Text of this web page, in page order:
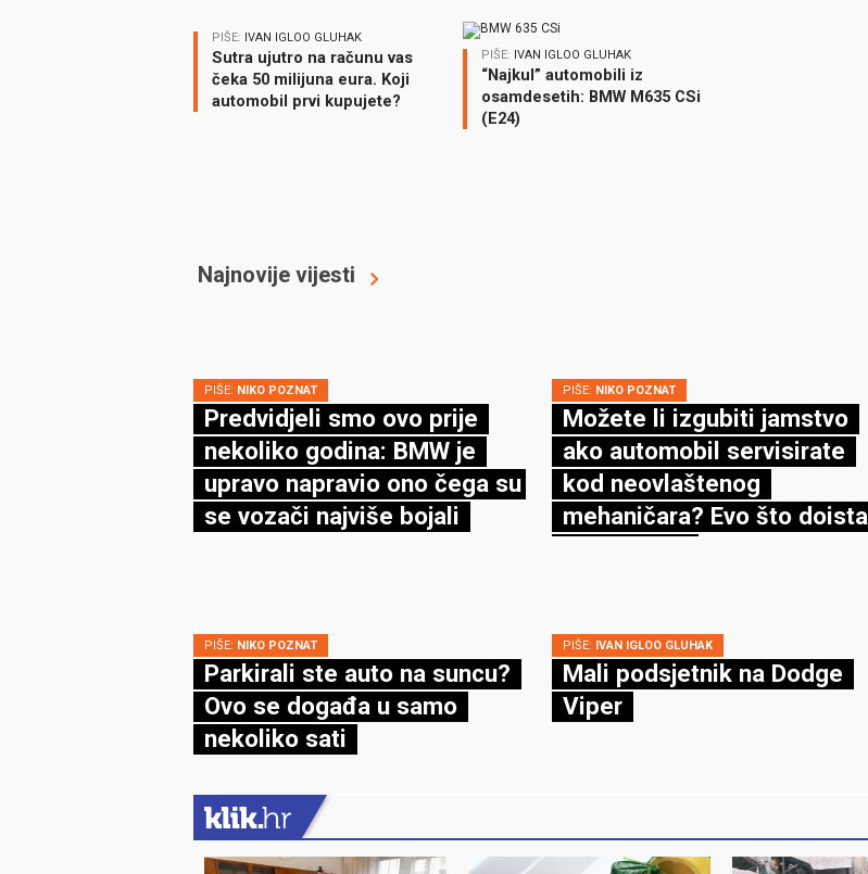
PIŠE: IVAN IGLOO GLUHAK
Sutra ujutro na računu vas
čeka 50 milijuna eura. Koji
automobil prvi kupujete?
PIŠE: IVAN IGLOO GLUHAK
“Najkul” automobili iz
osamdesetih: BMW M635 CSi
(E24)
Najnovije vijesti
PIŠE: NIKO POZNAT
Predvidjeli smo ovo prije
nekoliko godina: BMW je
upravo napravio ono čega su
se vozači najviše bojali
PIŠE: NIKO POZNAT
Možete li izgubiti jamstvo
ako automobil servisirate
kod neovlaštenog
mehaničara? Evo što doista
PIŠE: NIKO POZNAT
Parkirali ste auto na suncu?
Ovo se događa u samo
nekoliko sati
PIŠE: IVAN IGLOO GLUHAK
Mali podsjetnik na Dodge
Viper